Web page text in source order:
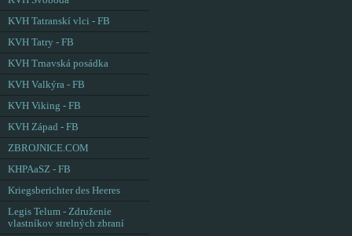
KVH Tatranskí vlci - FB
KVH Tatry - FB
KVH Trnavská posádka
KVH Valkýra - FB
KVH Viking - FB
KVH Západ - FB
ZBROJNICE.COM
KHPAaSZ - FB
Kriegsberichter des Heeres
Legis Telum - Združenie
vlastníkov strelných zbraní